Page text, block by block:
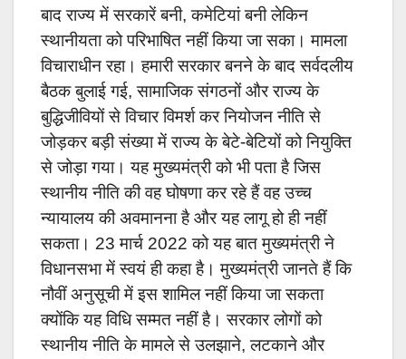
बाद राज्य में सरकारें बनी, कमेटियां बनी लेकिन
स्थानीयता को परिभाषित नहीं किया जा सका। मामला
विचाराधीन रहा। हमारी सरकार बनने के बाद सर्वदलीय
बैठक बुलाई गई, सामाजिक संगठनों और राज्य के
बुद्धिजीवियों से विचार विमर्श कर नियोजन नीति से
जोड़कर बड़ी संख्या में राज्य के बेटे-बेटियों को नियुक्ति
से जोड़ा गया। यह मुख्यमंत्री को भी पता है जिस
स्थानीय नीति की वह घोषणा कर रहे हैं वह उच्च
न्यायालय की अवमानना है और यह लागू हो ही नहीं
सकता। 23 मार्च 2022 को यह बात मुख्यमंत्री ने
विधानसभा में स्वयं ही कहा है। मुख्यमंत्री जानते हैं कि
नौवीं अनुसूची में इस शामिल नहीं किया जा सकता
क्योंकि यह विधि सम्मत नहीं है। सरकार लोगों को
स्थानीय नीति के मामले से उलझाने, लटकाने और